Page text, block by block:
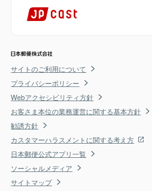
サイトのご利用について
プライバシーポリシー
Webアクセシビリティ方針
お客さま本位の業務運営に関する基本方針
勧誘方針
カスタマーハラスメントに関する考え方
日本郵便公式アプリ一覧
ソーシャルメディア
サイトマップ